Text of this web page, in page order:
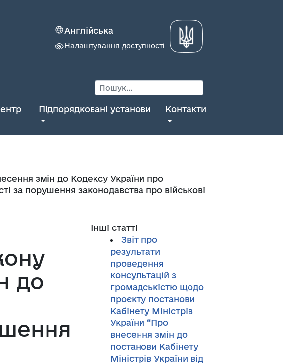
Англійська
Налаштування доступності
Підпорядковані установи Контакти
змін до Кодексу України про
за порушення законодавства про військові
до
Інші статті
Звіт про
результати
проведення
консультацій з
громадськістю щодо
проєкту постанови
Кабінету Міністрів
України “Про
внесення змін до
постанови Кабінету
Міністрів України від